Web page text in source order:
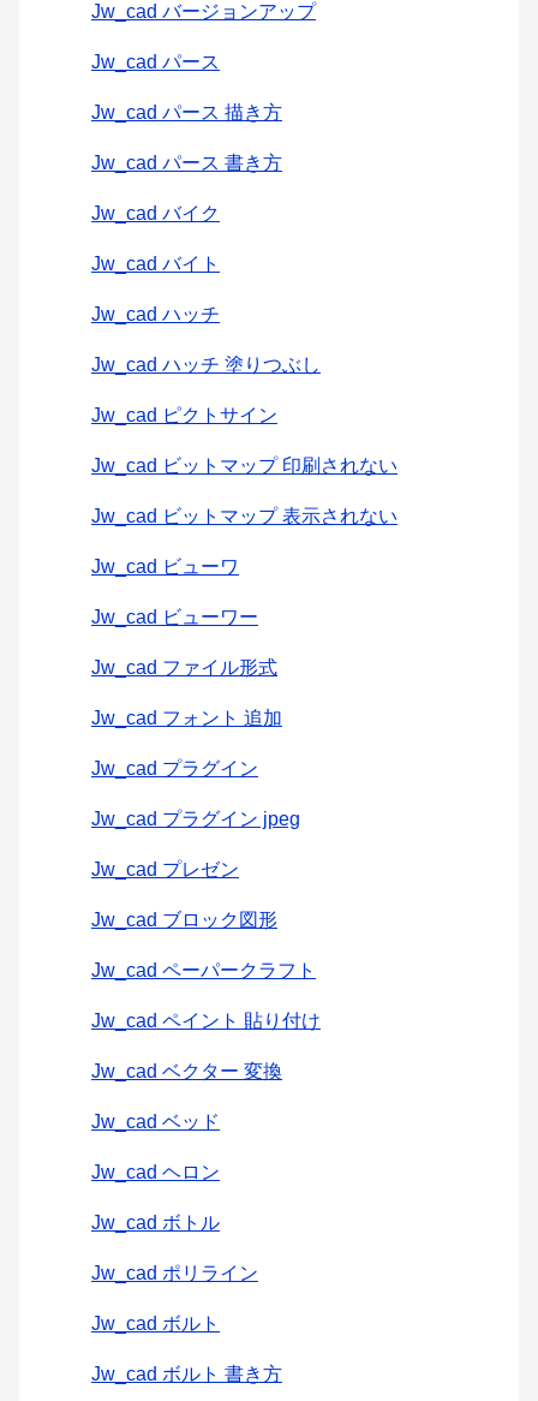
Jw_cad バージョンアップ
Jw_cad パース
Jw_cad パース 描き方
Jw_cad パース 書き方
Jw_cad バイク
Jw_cad バイト
Jw_cad ハッチ
Jw_cad ハッチ 塗りつぶし
Jw_cad ピクトサイン
Jw_cad ビットマップ 印刷されない
Jw_cad ビットマップ 表示されない
Jw_cad ビューワ
Jw_cad ビューワー
Jw_cad ファイル形式
Jw_cad フォント 追加
Jw_cad プラグイン
Jw_cad プラグイン jpeg
Jw_cad プレゼン
Jw_cad ブロック図形
Jw_cad ペーパークラフト
Jw_cad ペイント 貼り付け
Jw_cad ベクター 変換
Jw_cad ベッド
Jw_cad ヘロン
Jw_cad ボトル
Jw_cad ポリライン
Jw_cad ボルト
Jw_cad ボルト 書き方